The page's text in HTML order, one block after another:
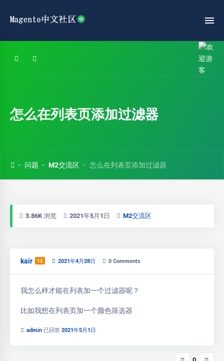
怎么在列表页添加过滤器
问题 M2交流区 怎么在列表页添加过滤器
3.86K 浏览 2021年5月1日 M2交流区
kair 12 2021年4月28日 0 Comments
我怎么样才能在列表加一个过滤器呢？
比如我想在列表页加一个颜色筛选器
admin 已回答 2021年5月1日